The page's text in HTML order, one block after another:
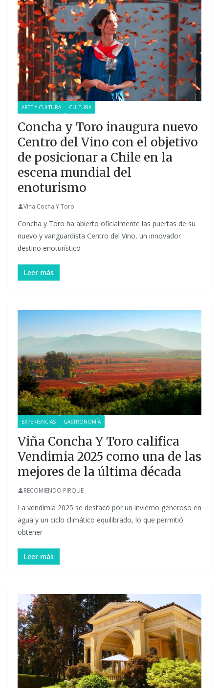
ARTE Y CULTURA CULTURA
Concha y Toro inaugura nuevo
Centro del Vino con el objetivo
de posicionar a Chile en la
escena mundial del
enoturismo
Vina Cocha Y Toro
Concha y Toro ha abierto oficialmente las puertas de su
nuevo y vanguardista Centro del Vino, un innovador
destino enoturístico
Leer más
EXPERIENCIAS GASTRONOMÍA
Viña Concha Y Toro califica
Vendimia 2025 como una de las
mejores de la última década
RECOMIENDO PIRQUE
La vendimia 2025 se destacó por un invierno generoso en
agua y un ciclo climático equilibrado, lo que permitió
obtener
Leer más